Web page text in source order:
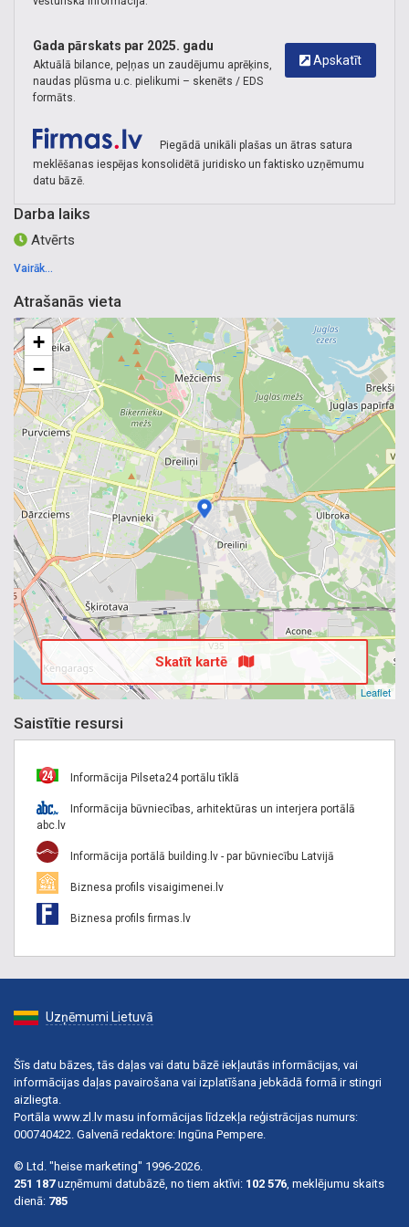
Apskatīt
Gada pārskats par 2025. gadu
Aktuālā bilance, peļņas un zaudējumu aprēķins,
naudas plūsma u.c. pielikumi – skenēts / EDS
formāts.
Piegādā unikāli plašas un ātras satura
meklēšanas iespējas konsolidētā juridisko un faktisko uzņēmumu
datu bāzē.
Darba laiks
Atvērts
Vairāk...
Atrašanās vieta
+
−
Leaflet
Skatīt kartē
Saistītie resursi
Informācija Pilseta24 portālu tīklā
Informācija būvniecības, arhitektūras un interjera portālā
abc.lv
Informācija portālā building.lv - par būvniecību Latvijā
Biznesa profils visaigimenei.lv
Biznesa profils firmas.lv
Uzņēmumi Lietuvā
Šīs datu bāzes, tās daļas vai datu bāzē iekļautās informācijas, vai
informācijas daļas pavairošana vai izplatīšana jebkādā formā ir stingri
aizliegta.
Portāla www.zl.lv masu informācijas līdzekļa reģistrācijas numurs:
000740422. Galvenā redaktore: Ingūna Pempere.
© Ltd. "heise marketing" 1996-2026.
251 187uzņēmumi datubāzē, no tiem aktīvi: 102 576, meklējumu skaits
dienā: 785